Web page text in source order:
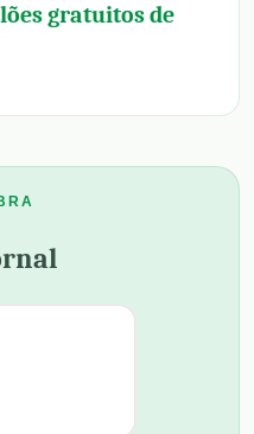
gratuitos de